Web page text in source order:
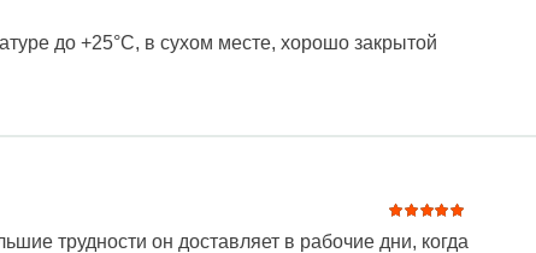
до +25°C, в сухом месте, хорошо закрытой
Оценка
трудности он доставляет в рабочие дни, когда